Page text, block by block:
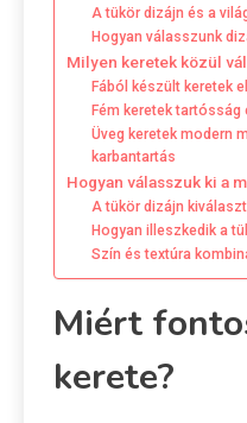
A tükör dizájn és a
Hogyan válasszunk
Milyen keretek közül
Fából készült keretek
Fém keretek tartósság
Üveg keretek modern
karbantartás
Hogyan válasszuk ki a
A tükör dizájn
Hogyan illeszkedik a
Szín és textúra
Miért
kerete?